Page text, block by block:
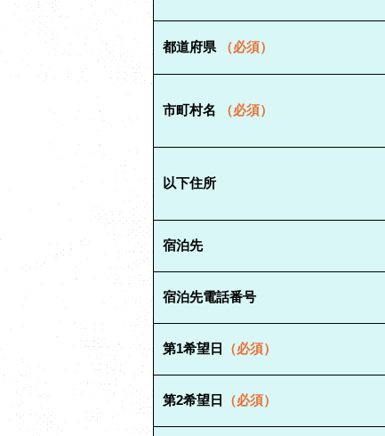
都道府県 （必須）
市町村名
（必須）
以下住所
宿泊先
宿泊先電話番号
第1希望日 （必須）
第2希望日 （必須）